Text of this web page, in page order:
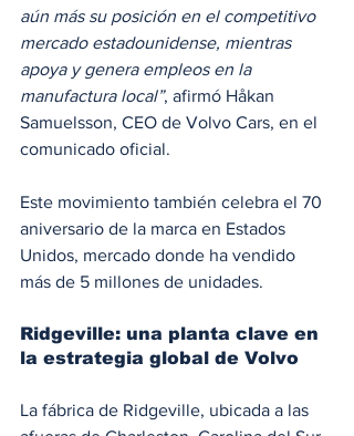
aún más su posición en el competitivo
mercado estadounidense, mientras
apoya y genera empleos en la
manufactura local”, afirmó Håkan
Samuelsson, CEO de Volvo Cars, en el
comunicado oficial.
Este movimiento también celebra el 70
aniversario de la marca en Estados
Unidos, mercado donde ha vendido
más de 5 millones de unidades.
Ridgeville: una planta clave en
la estrategia global de Volvo
La fábrica de Ridgeville, ubicada a las